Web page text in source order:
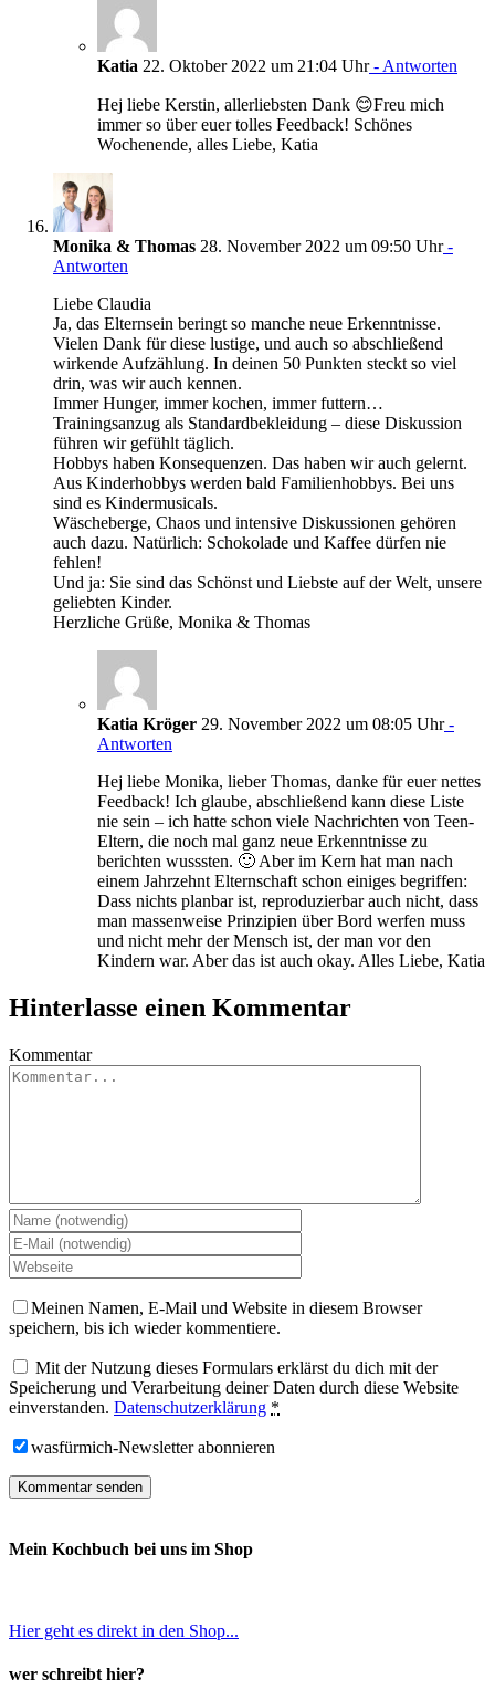
Katia 22. Oktober 2022 um 21:04 Uhr- Antworten
Hej liebe Kerstin, allerliebsten Dank 😊Freu mich
immer so über euer tolles Feedback! Schönes
Wochenende, alles Liebe, Katia
Monika & Thomas 28. November 2022 um 09:50 Uhr-
Antworten
Liebe Claudia
Ja, das Elternsein beringt so manche neue Erkenntnisse.
Vielen Dank für diese lustige, und auch so abschließend
wirkende Aufzählung. In deinen 50 Punkten steckt so viel
drin, was wir auch kennen.
Immer Hunger, immer kochen, immer futtern…
Trainingsanzug als Standardbekleidung – diese Diskussion
führen wir gefühlt täglich.
Hobbys haben Konsequenzen. Das haben wir auch gelernt.
Aus Kinderhobbys werden bald Familienhobbys. Bei uns
sind es Kindermusicals.
Wäscheberge, Chaos und intensive Diskussionen gehören
auch dazu. Natürlich: Schokolade und Kaffee dürfen nie
fehlen!
Und ja: Sie sind das Schönst und Liebste auf der Welt, unsere
geliebten Kinder.
Herzliche Grüße, Monika & Thomas
Katia Kröger 29. November 2022 um 08:05 Uhr-
Antworten
Hej liebe Monika, lieber Thomas, danke für euer nettes
Feedback! Ich glaube, abschließend kann diese Liste
nie sein – ich hatte schon viele Nachrichten von Teen-
Eltern, die noch mal ganz neue Erkenntnisse zu
berichten wusssten. 🙂 Aber im Kern hat man nach
einem Jahrzehnt Elternschaft schon einiges begriffen:
Dass nichts planbar ist, reproduzierbar auch nicht, dass
man massenweise Prinzipien über Bord werfen muss
und nicht mehr der Mensch ist, der man vor den
Kindern war. Aber das ist auch okay. Alles Liebe, Katia
Hinterlasse einen Kommentar
Kommentar
Meinen Namen, E-Mail und Website in diesem Browser
speichern, bis ich wieder kommentiere.
Mit der Nutzung dieses Formulars erklärst du dich mit der
Speicherung und Verarbeitung deiner Daten durch diese Website
einverstanden. Datenschutzerklärung *
wasfürmich-Newsletter abonnieren
Mein Kochbuch bei uns im Shop
Hier geht es direkt in den Shop...
wer schreibt hier?